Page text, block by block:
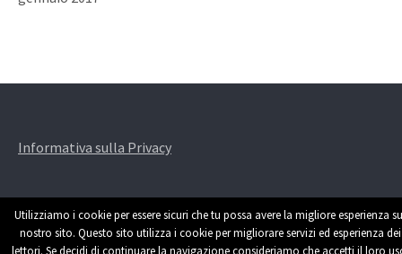
Informativa sulla Privacy
Utilizziamo i cookie per essere sicuri che tu possa avere la migliore esperienza
nostro sito. Questo sito utilizza i cookie per migliorare servizi ed esperienza dei
lettori. Se decidi di continuare la navigazione consideriamo che accetti il loro